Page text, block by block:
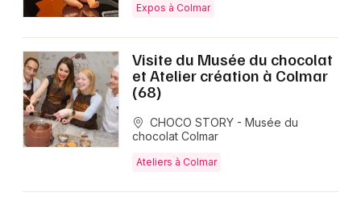
Expos à Colmar
Visite du Musée du chocolat
et Atelier création à Colmar
(68)
CHOCO STORY - Musée du
chocolat Colmar
Ateliers à Colmar